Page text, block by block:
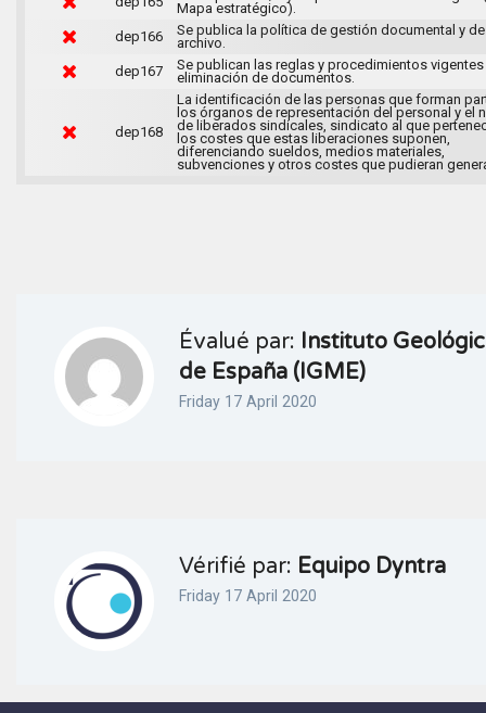
Mapa estratégico).
dep166
Se publica la política de gestión documental y de
archivo.
dep167
Se publican las reglas y procedimientos vigentes
eliminación de documentos.
dep168
La identificación de las personas que forman
los órganos de representación del personal y el
de liberados sindicales, sindicato al que
los costes que estas liberaciones suponen,
diferenciando sueldos, medios materiales,
subvenciones y otros costes que pudieran
Évalué par: Instituto
de España (IGME)
Friday 17 April 2020
Vérifié par: Equipo Dyntra
Friday 17 April 2020